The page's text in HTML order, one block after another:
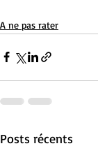
A ne pas rater
Posts récents